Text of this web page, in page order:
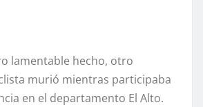
lamentable hecho, otro
murió mientras participaba
en el departamento El Alto.